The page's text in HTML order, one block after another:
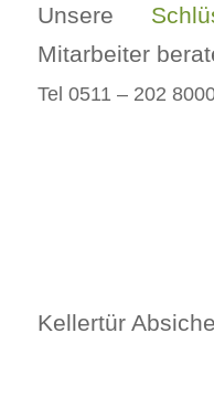
Unsere
Mitarbeiter
Tel 0511 – 202
Kellertür